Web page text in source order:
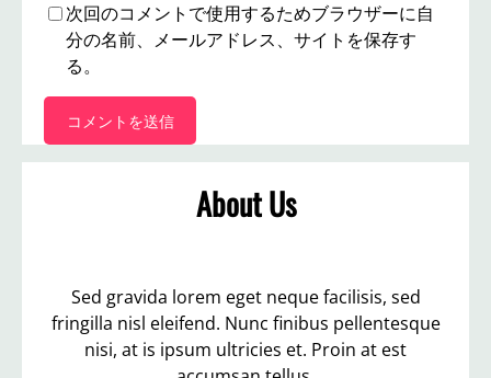
次回のコメントで使用するためブラウザーに自
分の名前、メールアドレス、サイトを保存す
る。
About Us
Sed gravida lorem eget neque facilisis, sed
fringilla nisl eleifend. Nunc finibus pellentesque
nisi, at is ipsum ultricies et. Proin at est